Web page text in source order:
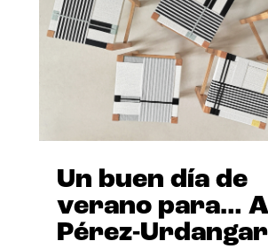
Un buen día de
verano para…
Pérez-